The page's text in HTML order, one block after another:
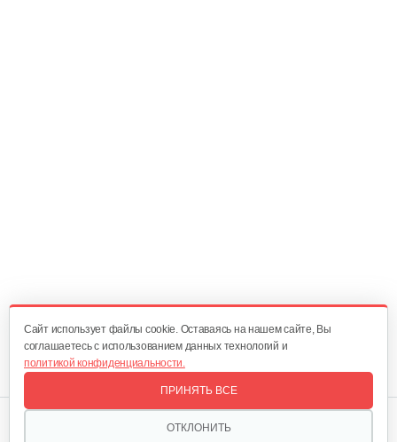
Cайт использует файлы cookie. Оставаясь на нашем сайте, Вы
соглашаетесь с использованием данных технологий и
политикой конфиденциальности.
ОТКЛОНИТЬ
ПРИНЯТЬ ВСЕ